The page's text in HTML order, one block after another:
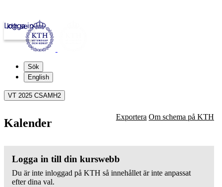
kth.se
Logga in
Sök
English
VT 2025 CSAMH2
Kalender Exportera Om schema på KTH
Logga in till din kurswebb
Du är inte inloggad på KTH så innehållet är inte anpassat
efter dina val.